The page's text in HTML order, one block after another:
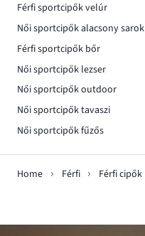
Férfi sportcipők velúr
Női sportcipők alacsony sarok
Férfi sportcipők bőr
Női sportcipők lezser
Női sportcipők outdoor
Női sportcipők tavaszi
Női sportcipők fűzős
Home Férfi Férfi cipők